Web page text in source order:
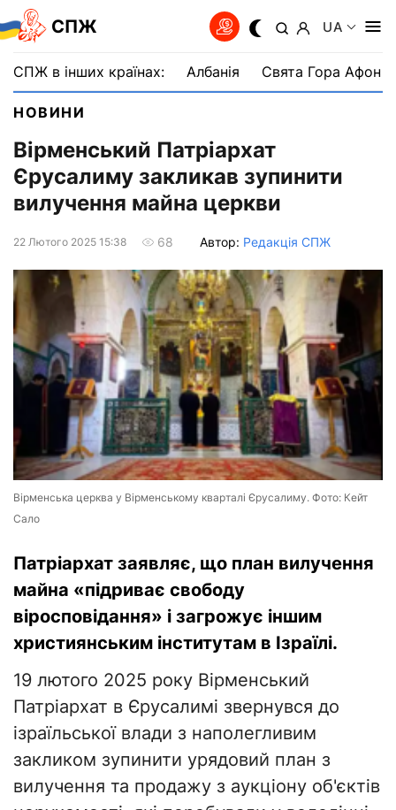
СПЖ UA
СПЖ в інших країнах: Албанія Свята Гора Афон
НОВИНИ
Вірменський Патріархат
Єрусалиму закликав зупинити
вилучення майна церкви
22 Лютого 2025 15:38 68 Автор: Редакція СПЖ
Вірменська церква у Вірменському кварталі Єрусалиму. Фото: Кейт
Сало
Патріархат заявляє, що план вилучення
майна «підриває свободу
віросповідання» і загрожує іншим
християнським інститутам в Ізраїлі.
19 лютого 2025 року Вірменський
Патріархат в Єрусалимі звернувся до
ізраїльської влади з наполегливим
закликом зупинити урядовий план з
вилучення та продажу з аукціону об'єктів